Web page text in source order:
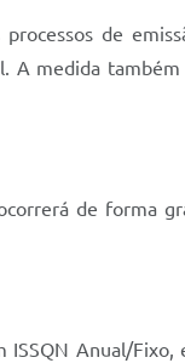
de
A medida
de forma
ISSQN Anual/